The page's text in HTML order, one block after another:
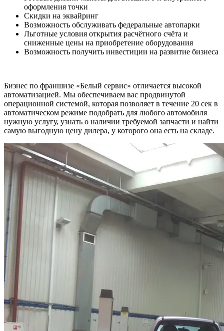
оформления точки
Скидки на эквайринг
Возможность обслуживать федеральные автопарки
Льготные условия открытия расчётного счёта и
сниженные цены на приобретение оборудования
Возможность получить инвестиции на развитие бизнеса
Бизнес по франшизе «Белый сервис» отличается высокой
автоматизацией. Мы обеспечиваем вас продвинутой
операционной системой, которая позволяет в течение 20 сек в
автоматическом режиме подобрать для любого автомобиля
нужную услугу, узнать о наличии требуемой запчасти и найти
самую выгодную цену дилера, у которого она есть на складе.